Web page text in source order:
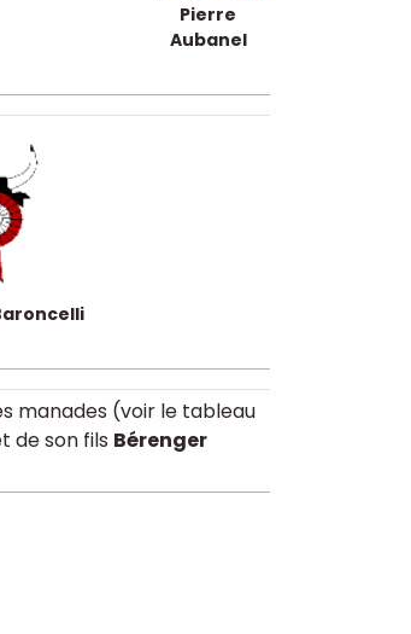
Pierre
Aubanel
manades (voir le tableau
de son fils Bérenger